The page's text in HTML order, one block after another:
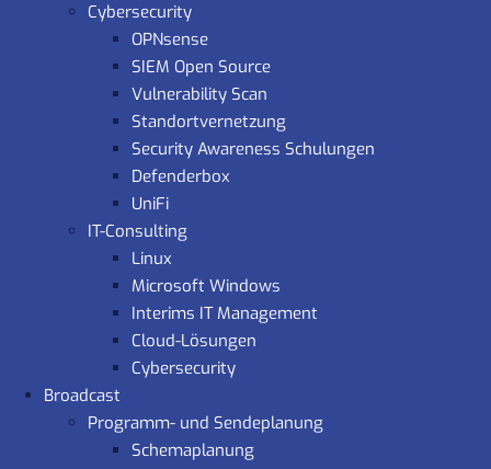
Cybersecurity
OPNsense
SIEM Open Source
Vulnerability Scan
Standortvernetzung
Security Awareness Schulungen
Defenderbox
UniFi
IT-Consulting
Linux
Microsoft Windows
Interims IT Management
Cloud-Lösungen
Cybersecurity
Broadcast
Programm- und Sendeplanung
Schemaplanung